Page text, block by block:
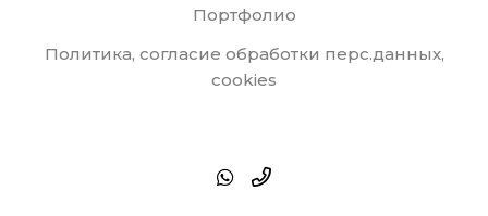
Портфолио
Политика, согласие обработки перс.данных,
cookies